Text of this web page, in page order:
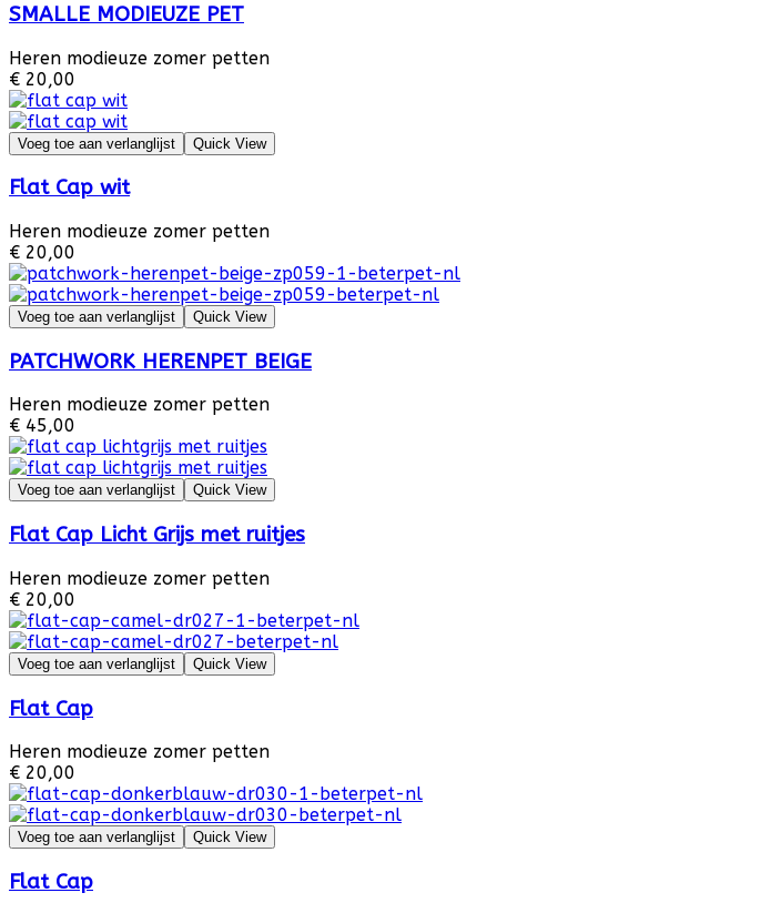
SMALLE MODIEUZE PET
Heren modieuze zomer petten
€ 20,00
Voeg toe aan verlanglijst Quick View
Flat Cap wit
Heren modieuze zomer petten
€ 20,00
Voeg toe aan verlanglijst Quick View
PATCHWORK HERENPET BEIGE
Heren modieuze zomer petten
€ 45,00
Voeg toe aan verlanglijst Quick View
Flat Cap Licht Grijs met ruitjes
Heren modieuze zomer petten
€ 20,00
Voeg toe aan verlanglijst Quick View
Flat Cap
Heren modieuze zomer petten
€ 20,00
Voeg toe aan verlanglijst Quick View
Flat Cap